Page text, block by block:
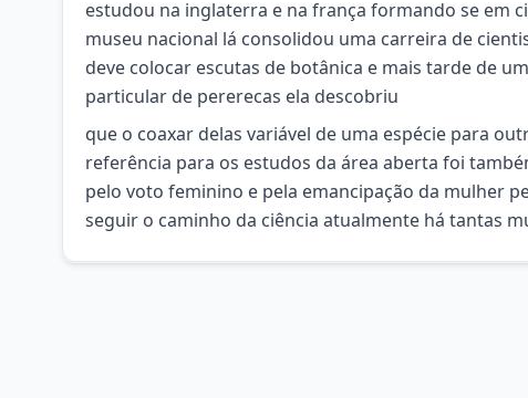
estudou na inglaterra e na frança formando se em
museu nacional lá consolidou uma carreira de
deve colocar escutas de botânica e mais tarde de
particular de pererecas ela descobriu
que o coaxar delas variável de uma espécie para
referência para os estudos da área aberta foi
pelo voto feminino e pela emancipação da mulher
seguir o caminho da ciência atualmente há tantas